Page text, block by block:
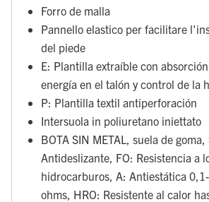
Forro de malla
Pannello elastico per facilitare
del piede
E: Plantilla extraíble con
energía en el talón y control de la
P: Plantilla textil antiperforación
Intersuola in poliuretano iniettato
BOTA SIN METAL, suela de goma,
Antideslizante, FO: Resistencia a
hidrocarburos, A: Antiestática
ohms, HRO: Resistente al calor